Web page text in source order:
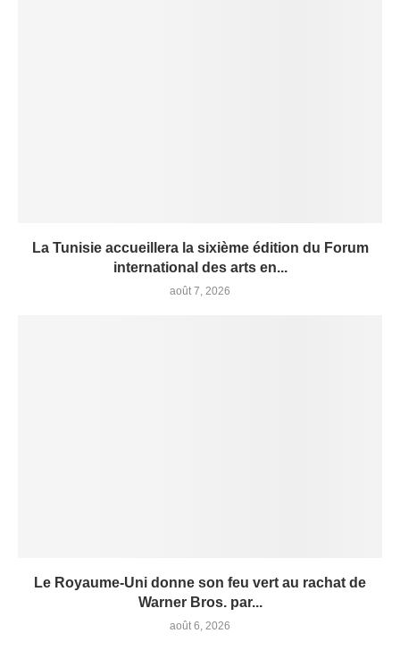
La Tunisie accueillera la sixième édition du Forum
international des arts en...
août 7, 2026
Le Royaume-Uni donne son feu vert au rachat de
Warner Bros. par...
août 6, 2026